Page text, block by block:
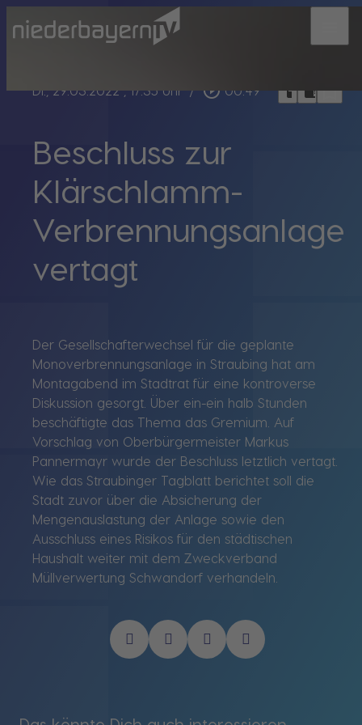
Di., 29.03.2022, 17:35 Uhr / play_circle_outline 00:49 headphoneschrome_reader_modebookmark_border
Beschluss zur
Klärschlamm-
Verbrennungsanlage
vertagt
Der Gesellschafterwechsel für die geplante
Monoverbrennungsanlage in Straubing hat am
Montagabend im Stadtrat für eine kontroverse
Diskussion gesorgt. Über ein-ein halb Stunden
beschäftigte das Thema das Gremium. Auf
Vorschlag von Oberbürgermeister Markus
Pannermayr wurde der Beschluss letztlich vertagt.
Wie das Straubinger Tagblatt berichtet soll die
Stadt zuvor über die Absicherung der
Mengenauslastung der Anlage sowie den
Ausschluss eines Risikos für den städtischen
Haushalt weiter mit dem Zweckverband
Müllverwertung Schwandorf verhandeln.